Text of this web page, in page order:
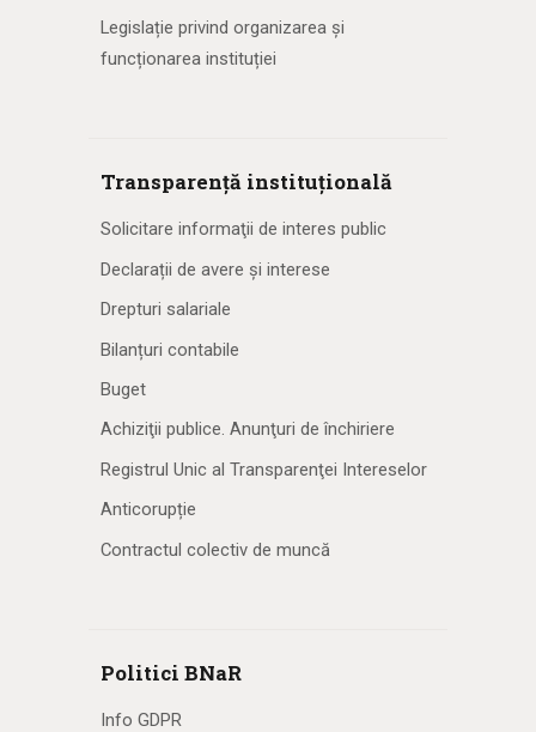
Legislație privind organizarea și
funcționarea instituției
Transparență instituțională
Solicitare informaţii de interes public
Declarații de avere și interese
Drepturi salariale
Bilanțuri contabile
Buget
Achiziţii publice. Anunţuri de închiriere
Registrul Unic al Transparenţei Intereselor
Anticorupție
Contractul colectiv de muncă
Politici BNaR
Info GDPR